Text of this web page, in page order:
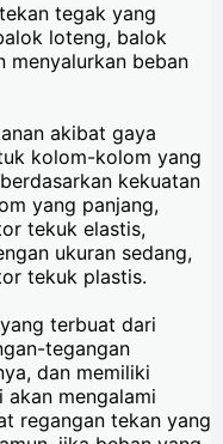
tegak yang
loteng, balok
menyalurkan beban
akibat gaya
kolom-kolom yang
kekuatan
yang panjang,
tekuk elastis,
ukuran sedang,
tekuk plastis.
terbuat dari
tegangan
dan memiliki
akan mengalami
regangan tekan yang